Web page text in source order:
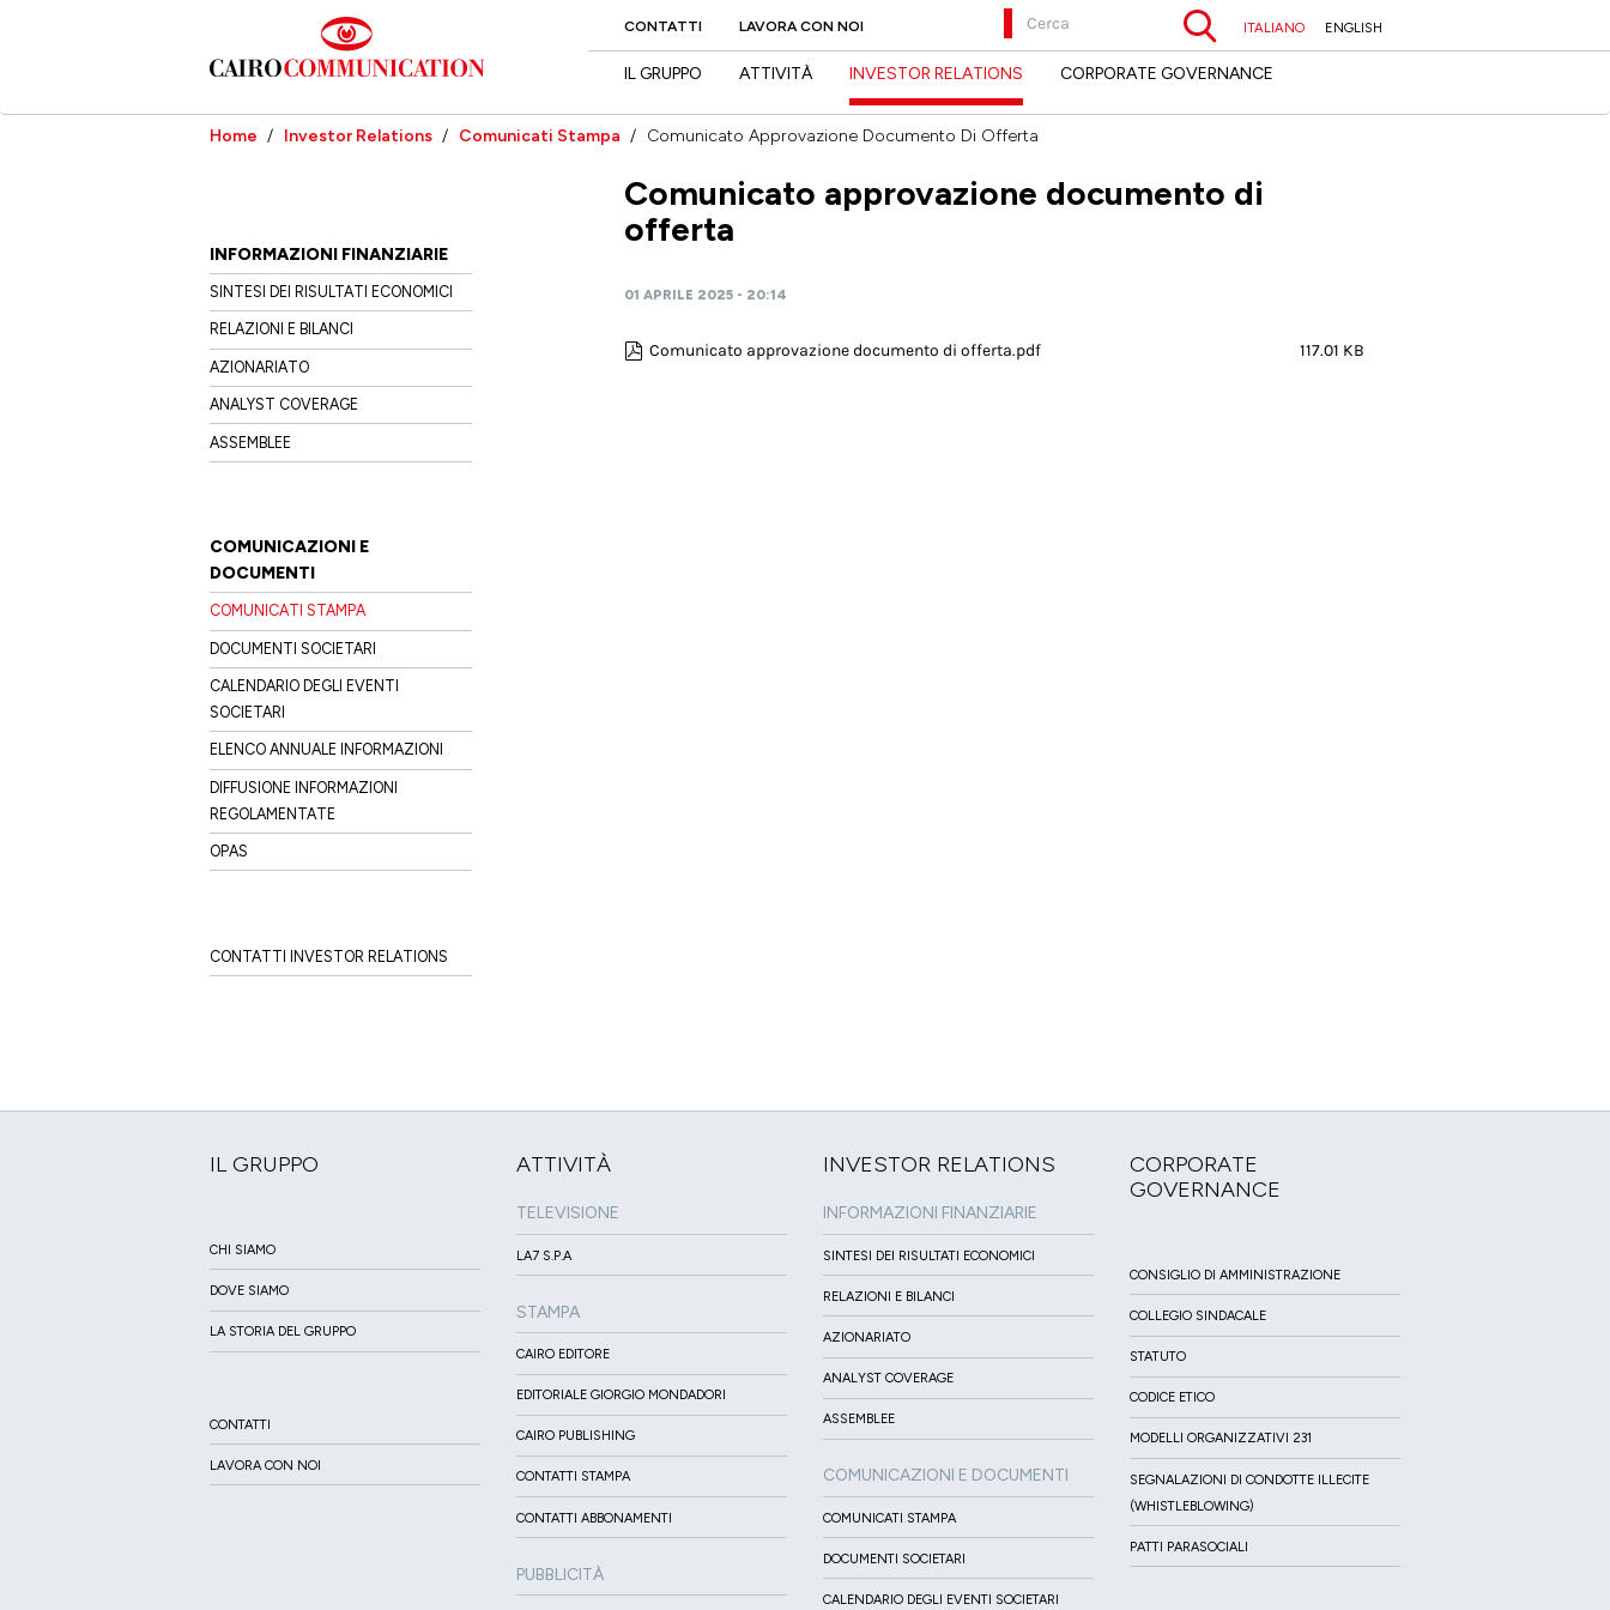
CONTATTI LAVORA CON NOI Cerca Cerca
ITALIANO ENGLISH
IL GRUPPO ATTIVITÀ INVESTOR RELATIONS CORPORATE GOVERNANCE
Home Investor Relations Comunicati Stampa Comunicato Approvazione Documento Di Offerta
INFORMAZIONI FINANZIARIE
SINTESI DEI RISULTATI ECONOMICI
RELAZIONI E BILANCI
AZIONARIATO
ANALYST COVERAGE
ASSEMBLEE
COMUNICAZIONI E
DOCUMENTI
COMUNICATI STAMPA
DOCUMENTI SOCIETARI
CALENDARIO DEGLI EVENTI
SOCIETARI
ELENCO ANNUALE INFORMAZIONI
DIFFUSIONE INFORMAZIONI
REGOLAMENTATE
OPAS
CONTATTI INVESTOR RELATIONS
Comunicato approvazione documento di
offerta
01 APRILE 2025 - 20:14
Comunicato approvazione documento di offerta.pdf 117.01 KB
IL GRUPPO
CHI SIAMO
DOVE SIAMO
LA STORIA DEL GRUPPO
CONTATTI
LAVORA CON NOI
ATTIVITÀ
TELEVISIONE
LA7 S.P.A
STAMPA
CAIRO EDITORE
EDITORIALE GIORGIO MONDADORI
CAIRO PUBLISHING
CONTATTI STAMPA
CONTATTI ABBONAMENTI
PUBBLICITÀ
INVESTOR RELATIONS
INFORMAZIONI FINANZIARIE
SINTESI DEI RISULTATI ECONOMICI
RELAZIONI E BILANCI
AZIONARIATO
ANALYST COVERAGE
ASSEMBLEE
COMUNICAZIONI E DOCUMENTI
COMUNICATI STAMPA
DOCUMENTI SOCIETARI
CALENDARIO DEGLI EVENTI SOCIETARI
CORPORATE
GOVERNANCE
CONSIGLIO DI AMMINISTRAZIONE
COLLEGIO SINDACALE
STATUTO
CODICE ETICO
MODELLI ORGANIZZATIVI 231
SEGNALAZIONI DI CONDOTTE ILLECITE
(WHISTLEBLOWING)
PATTI PARASOCIALI